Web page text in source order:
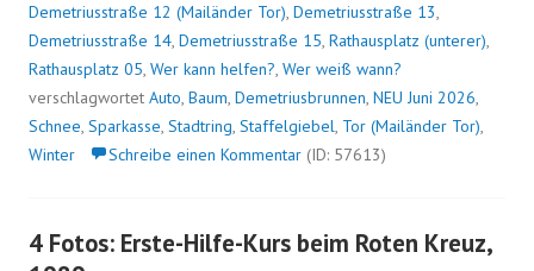
Demetriusstraße 12 (Mailänder Tor), Demetriusstraße 13,
Demetriusstraße 14, Demetriusstraße 15, Rathausplatz (unterer),
Rathausplatz 05, Wer kann helfen?, Wer weiß wann?
verschlagwortet Auto, Baum, Demetriusbrunnen, NEU Juni 2026,
Schnee, Sparkasse, Stadtring, Staffelgiebel, Tor (Mailänder Tor),
Winter
Schreibe einen Kommentar (ID: 57613)
4 Fotos: Erste-Hilfe-Kurs beim Roten Kreuz,